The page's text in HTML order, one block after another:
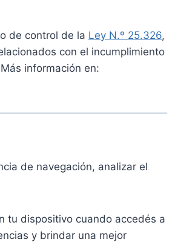
de control de la Ley N.º 25.326,
con el incumplimiento
información en:
de navegación, analizar el
tu dispositivo cuando accedés a
y brindar una mejor